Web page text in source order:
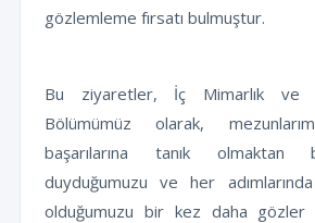
gözlemleme fırsatı bulmuştur.
Bu ziyaretler, İç Mimarlık ve
Bölümümüz olarak,
başarılarına tanık olmaktan
duyduğumuzu ve her
olduğumuzu bir kez daha gözler